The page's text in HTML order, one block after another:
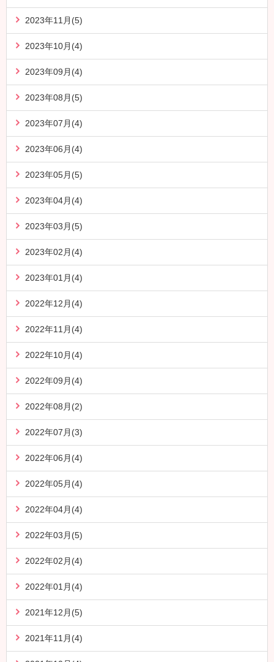
2023年11月(5)
2023年10月(4)
2023年09月(4)
2023年08月(5)
2023年07月(4)
2023年06月(4)
2023年05月(5)
2023年04月(4)
2023年03月(5)
2023年02月(4)
2023年01月(4)
2022年12月(4)
2022年11月(4)
2022年10月(4)
2022年09月(4)
2022年08月(2)
2022年07月(3)
2022年06月(4)
2022年05月(4)
2022年04月(4)
2022年03月(5)
2022年02月(4)
2022年01月(4)
2021年12月(5)
2021年11月(4)